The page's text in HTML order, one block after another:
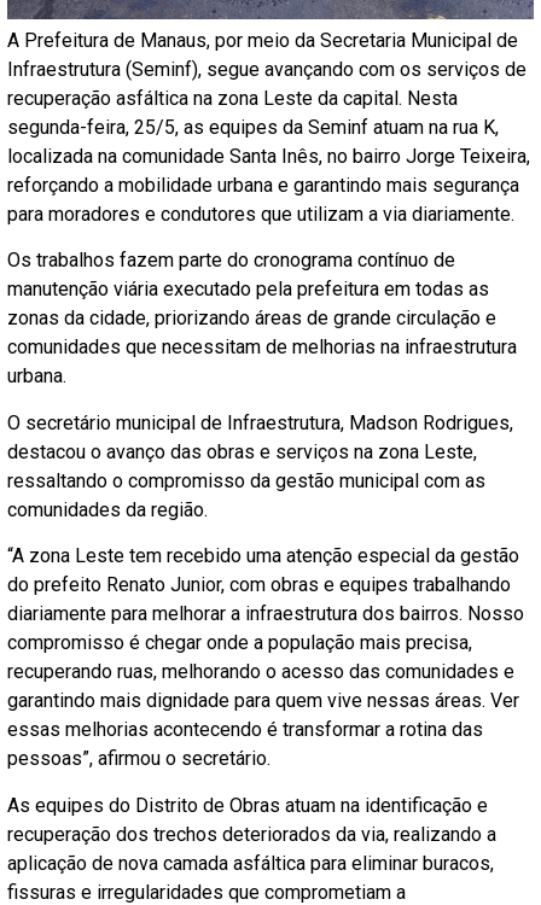
A Prefeitura de Manaus, por meio da Secretaria Municipal de
Infraestrutura (Seminf), segue avançando com os serviços de
recuperação asfáltica na zona Leste da capital. Nesta
segunda-feira, 25/5, as equipes da Seminf atuam na rua K,
localizada na comunidade Santa Inês, no bairro Jorge Teixeira,
reforçando a mobilidade urbana e garantindo mais segurança
para moradores e condutores que utilizam a via diariamente.
Os trabalhos fazem parte do cronograma contínuo de
manutenção viária executado pela prefeitura em todas as
zonas da cidade, priorizando áreas de grande circulação e
comunidades que necessitam de melhorias na infraestrutura
urbana.
O secretário municipal de Infraestrutura, Madson Rodrigues,
destacou o avanço das obras e serviços na zona Leste,
ressaltando o compromisso da gestão municipal com as
comunidades da região.
“A zona Leste tem recebido uma atenção especial da gestão
do prefeito Renato Junior, com obras e equipes trabalhando
diariamente para melhorar a infraestrutura dos bairros. Nosso
compromisso é chegar onde a população mais precisa,
recuperando ruas, melhorando o acesso das comunidades e
garantindo mais dignidade para quem vive nessas áreas. Ver
essas melhorias acontecendo é transformar a rotina das
pessoas”, afirmou o secretário.
As equipes do Distrito de Obras atuam na identificação e
recuperação dos trechos deteriorados da via, realizando a
aplicação de nova camada asfáltica para eliminar buracos,
fissuras e irregularidades que comprometiam a